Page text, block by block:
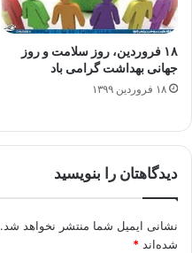
۱۸ فروردین، روز سلامت و روز
جهانی بهداشت گرامی باد
۱۸ فروردین ۱۳۹۹
دیدگاهتان را بنویسید
نشانی ایمیل شما منتشر نخواهد شد.
شده‌اند *